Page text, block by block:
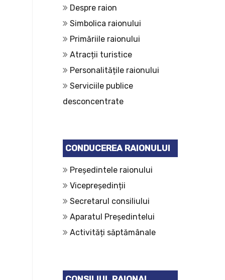
Despre raion
Simbolica raionului
Primăriile raionului
Atracții turistice
Personalitățile raionului
Serviciile publice
desconcentrate
CONDUCEREA RAIONULUI
Președintele raionului
Vicepreședinții
Secretarul consiliului
Aparatul Președintelui
Activități săptămânale